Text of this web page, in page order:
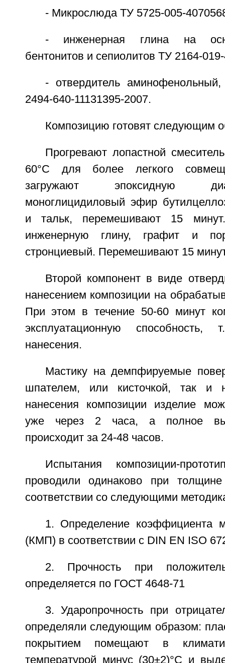
- Микрослюда ТУ 5725-005-
- инженерная глина на
бентонитов и сепиолитов ТУ 2164-
- отвердитель
2494-640-11131395-2007.
Композицию готовят следующим
Прогревают лопастной
60°С для более легкого
загружают эпоксидную
моноглицидиловый эфир
и тальк, перемешивают 15
инженерную глину, графит и
стронциевый. Перемешивают 15
Второй компонент в виде
нанесением композиции на
При этом в течение 50-60 минут
эксплуатационную
нанесения.
Мастику на демпфируемые
шпателем, или кисточкой, так и
нанесения композиции изделие
уже через 2 часа, а полное
происходит за 24-48 часов.
Испытания композиции-
проводили одинаково при
соответствии со следующими
1. Определение коэффициента
(КМП) в соответствии с DIN EN ISO
2. Прочность при
определяется по ГОСТ 4648-71
3. Ударопрочность при
определяли следующим образом:
покрытием помещают в
температурой минус (30±2)°С и